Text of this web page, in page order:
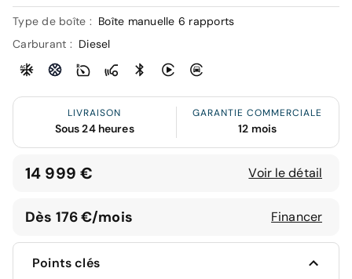
Type de boîte : Boîte manuelle 6 rapports
Carburant : Diesel
LIVRAISON
Sous 24 heures
GARANTIE COMMERCIALE
12 mois
14 999 € Voir le détail
Dès 176 €/mois Financer
Points clés